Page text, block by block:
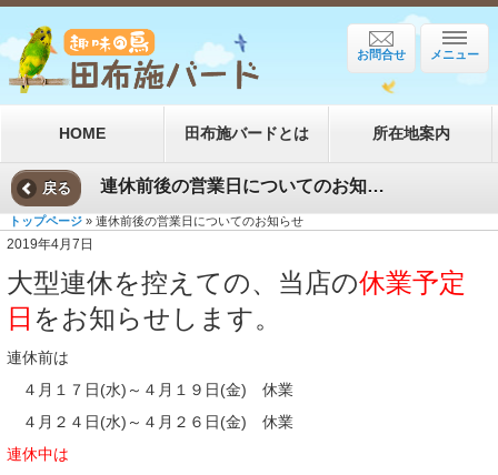
メニュー
お問合せ
HOME 田布施バードとは 所在地案内
戻る 連休前後の営業日についてのお知らせ
トップページ » 連休前後の営業日についてのお知らせ
2019年4月7日
大型連休を控えての、当店の休業予定
日 をお知らせします。
連休前は
４月１７日(水)～４月１９日(金) 休業
４月２４日(水)～４月２６日(金) 休業
連休中は